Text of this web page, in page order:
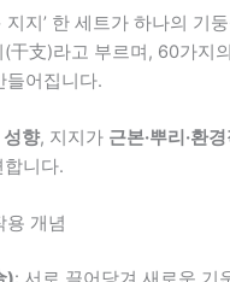
지지’ 한 세트가 하나의 기
干支)라고 부르며, 60가지
들어집니다.
성향, 지지가 근본·뿌리·환
니다.
용 개념